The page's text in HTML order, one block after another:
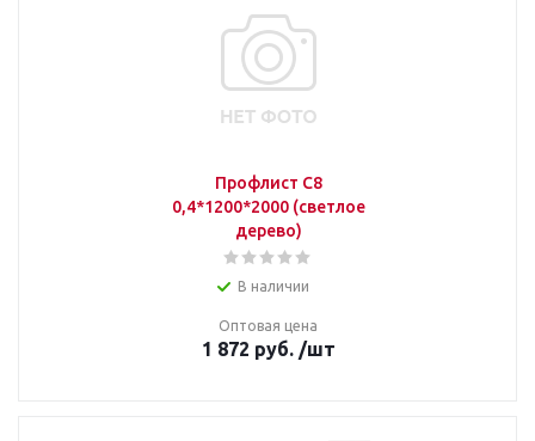
Профлист С8
0,4*1200*2000 (светлое
дерево)
В наличии
Оптовая цена
1 872 руб. /шт